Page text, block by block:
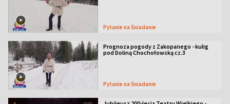
Pytanie na Śniadanie
Prognoza pogody z Zakopanego - kulig
pod Doliną Chochołowską cz.3
Pytanie na Śniadanie